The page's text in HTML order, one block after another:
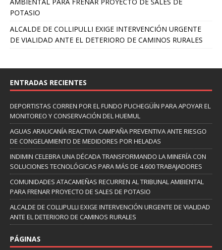
POTASIO
ALCALDE DE COLLIPULLI EXIGE INTERVENCIÓN URGENTE
DE VIALIDAD ANTE EL DETERIORO DE CAMINOS RURALES
ENTRADAS RECIENTES
DEPORTISTAS CORREN POR EL FUNDO PUCHEGÜÍN PARA APOYAR EL
MONITOREO Y CONSERVACIÓN DEL HUEMUL
AGUAS ARAUCANÍA REACTIVA CAMPAÑA PREVENTIVA ANTE RIESGO
DE CONGELAMIENTO DE MEDIDORES POR HELADAS
INDIMIN CELEBRA UNA DÉCADA TRANSFORMANDO LA MINERÍA CON
SOLUCIONES TECNOLÓGICAS PARA MÁS DE 4.600 TRABAJADORES
COMUNIDADES ATACAMEÑAS RECURREN AL TRIBUNAL AMBIENTAL
PARA FRENAR PROYECTO DE SALES DE POTASIO
ALCALDE DE COLLIPULLI EXIGE INTERVENCIÓN URGENTE DE VIALIDAD
ANTE EL DETERIORO DE CAMINOS RURALES
PÁGINAS